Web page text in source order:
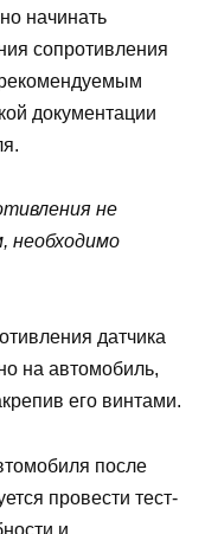
начинать
сопротивления
документации
не
необходимо
датчика
на автомобиль,
его винтами.
после
провести тест-
и